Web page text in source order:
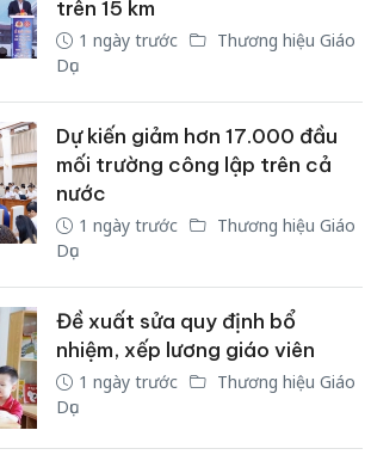
trên 15 km
1 ngày trước
Thương hiệu Giáo
Dục
Dự kiến giảm hơn 17.000 đầu
mối trường công lập trên cả
nước
1 ngày trước
Thương hiệu Giáo
Dục
Đề xuất sửa quy định bổ
nhiệm, xếp lương giáo viên
1 ngày trước
Thương hiệu Giáo
Dục